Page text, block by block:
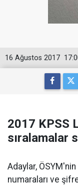
16 Ağustos 2017
2017 KPSS
sıralamalar
Adaylar,
numaraları ve